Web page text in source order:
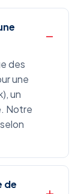
des
une
un
Notre
de